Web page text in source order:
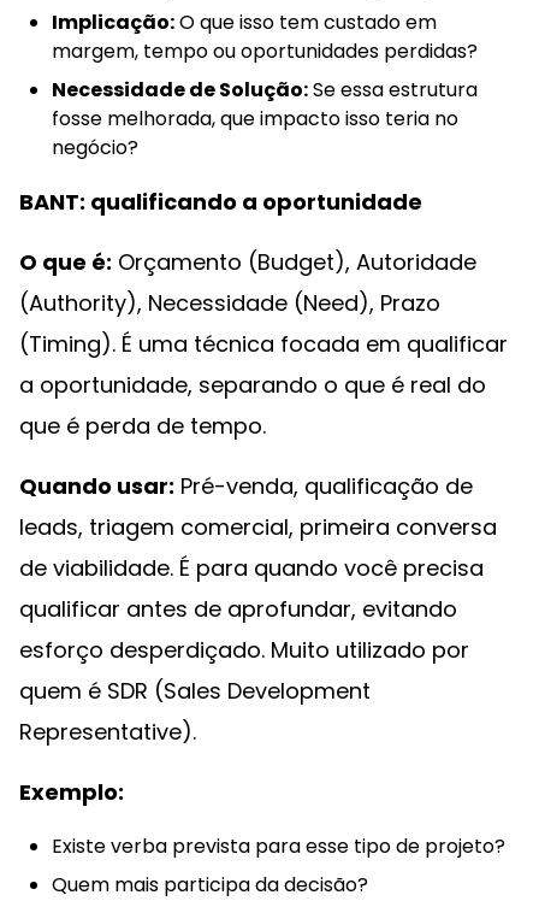
Implicação:O que isso tem custado em
margem, tempo ou oportunidades perdidas?
Necessidade de Solução:Se essa estrutura
fosse melhorada, que impacto isso teria no
negócio?
BANT: qualificando a oportunidade
O que é: Orçamento (Budget), Autoridade
(Authority), Necessidade (Need), Prazo
(Timing). É uma técnica focada em qualificar
a oportunidade, separando o que é real do
que é perda de tempo.
Quando usar: Pré-venda, qualificação de
leads, triagem comercial, primeira conversa
de viabilidade. É para quando você precisa
qualificar antes de aprofundar, evitando
esforço desperdiçado. Muito utilizado por
quem é SDR (Sales Development
Representative).
Exemplo:
Existe verba prevista para esse tipo de projeto?
Quem mais participa da decisão?